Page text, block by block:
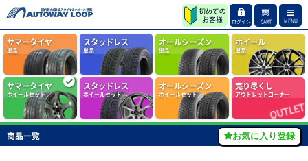
ログイン CART MENU
サマータイヤ
単品
スタッドレス
単品
オールシーズン
単品
ホイール
単品
サマータイヤ
ホイールセット
スタッドレス
ホイールセット
オールシーズン
ホイールセット
売り尽くし
アウトレットコーナー
商品一覧 お気に入り登録